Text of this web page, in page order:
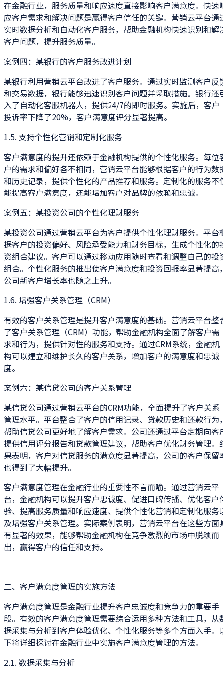
在金融行业，服务质量和响应速度直接影响客户满意度。快速
应客户需求和解决问题是赢得客户信任的关键。营销云平台通
实时数据分析和自动化客户服务，帮助金融机构快速识别和解
客户问题，提升服务质量。
案例四：某银行的客户服务改进计划
某银行利用营销云平台改进了客户服务。通过实时监测客户反
和交易数据，银行能够迅速识别客户问题并采取措施。银行还
入了自动化客服机器人，提供24/7的即时服务。实施后，客户
投诉率下降了20%，客户满意度评分显著提高。
1.5. 支持个性化营销和定制化服务
客户满意度的提升还依赖于金融机构提供的个性化服务。每位
户的需求和偏好各不相同，营销云平台能够根据客户的行为数
和历史记录，提供个性化的产品推荐和服务。定制化的服务不
能提高客户满意度，还能增加客户对品牌的依赖和忠诚。
案例五：某投资公司的个性化理财服务
某投资公司通过营销云平台为客户提供个性化理财服务。平台
据客户的投资偏好、风险承受能力和财务目标，生成个性化的
资组合建议。客户可以通过移动应用随时查看和调整自己的投
组合。个性化服务的推出使客户满意度和投资回报率显著提高
公司新客户增长率也随之上升。
1.6. 增强客户关系管理（CRM）
有效的客户关系管理是提升客户满意度的基础。营销云平台整
了客户关系管理（CRM）功能，帮助金融机构全面了解客户需
求和行为，提供针对性的服务和支持。通过CRM系统，金融机
构可以建立和维护长久的客户关系，增加客户的满意度和忠诚
度。
案例六：某信贷公司的客户关系管理
某信贷公司通过营销云平台的CRM功能，全面提升了客户关系
管理水平。平台整合了客户的信用记录、贷款历史和还款行为
帮助信贷公司更好地了解客户需求。公司还通过平台定期向客
提供信用评分报告和贷款管理建议，帮助客户优化财务管理。
果表明，客户对信贷服务的满意度显著提高，公司的客户保留
也得到了大幅提升。
客户满意度管理在金融行业的重要性不言而喻。通过营销云平
台，金融机构可以提升客户忠诚度、促进口碑传播、优化客户
验、提高服务质量和响应速度、提供个性化营销和定制化服务
及增强客户关系管理。实际案例表明，营销云平台在这些方面
有显著的效果，能够帮助金融机构在竞争激烈的市场中脱颖而
出，赢得客户的信任和支持。
二、客户满意度管理的实施方法
客户满意度管理是金融行业提升客户忠诚度和竞争力的重要手
段。有效的客户满意度管理需要综合运用多种方法和工具，从
据采集与分析到客户体验优化、个性化服务等多个方面入手。
下将详细探讨在金融行业中实施客户满意度管理的方法。
2.1. 数据采集与分析